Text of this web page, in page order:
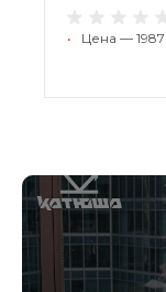
• Цена — 1987